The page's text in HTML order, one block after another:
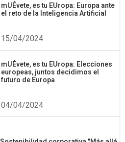
mUÉvete, es tu EUropa: Europa ante
el reto de la Inteligencia Artificial
15/04/2024
mUÉvete, es tu EUropa: Elecciones
europeas, juntos decidimos el
futuro de Europa
04/04/2024